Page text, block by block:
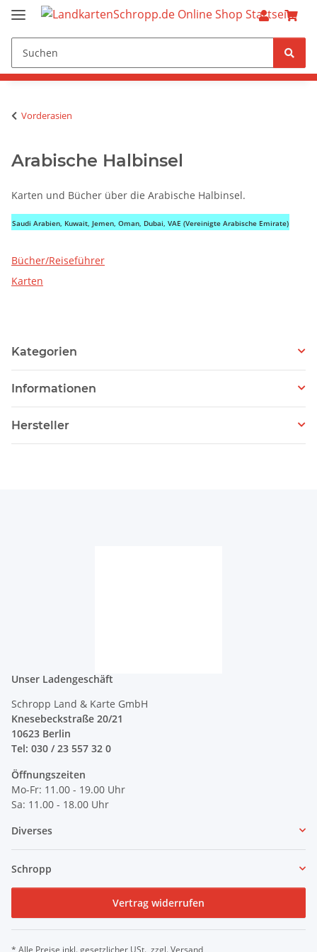
Vorderasien
Arabische Halbinsel
Karten und Bücher über die Arabische Halbinsel.
Saudi Arabien, Kuwait, Jemen, Oman, Dubai, VAE (Vereinigte Arabische Emirate)
Bücher/Reiseführer
Karten
Kategorien
Informationen
Hersteller
Unser Ladengeschäft
Schropp Land & Karte GmbH
Knesebeckstraße 20/21
10623 Berlin
Tel: 030 / 23 557 32 0
Öffnungszeiten
Mo-Fr: 11.00 - 19.00 Uhr
Sa: 11.00 - 18.00 Uhr
Diverses
Schropp
Vertrag widerrufen
* Alle Preise inkl. gesetzlicher USt., zzgl. Versand